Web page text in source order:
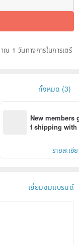
ณ 1 วันทางการในการเตรี
ทั้งหมด (3)
New members
f shipping
within 7 days!
รายละเอี
เยี่ยมชมแบรนด์